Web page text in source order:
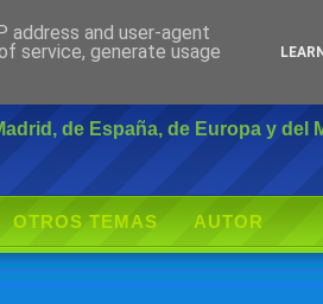
de España, de Europa y del
OTROS TEMAS AUTOR
address and user-agent
service, generate usage